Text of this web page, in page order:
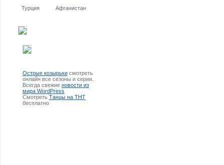
Турция Афганистан
Острые козырьки смотреть
онлайн все сезоны и серии.
Всегда свежие новости из
мира WordPress
Смотреть Танцы на ТНТ
бесплатно